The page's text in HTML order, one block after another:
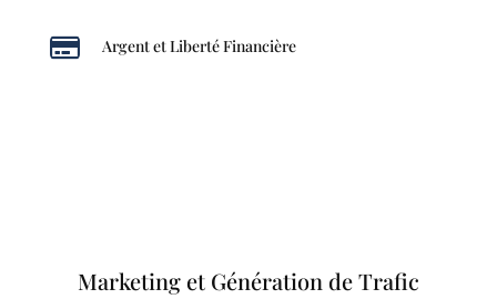
 Argent et Liberté Financière
Marketing et Génération de Trafic